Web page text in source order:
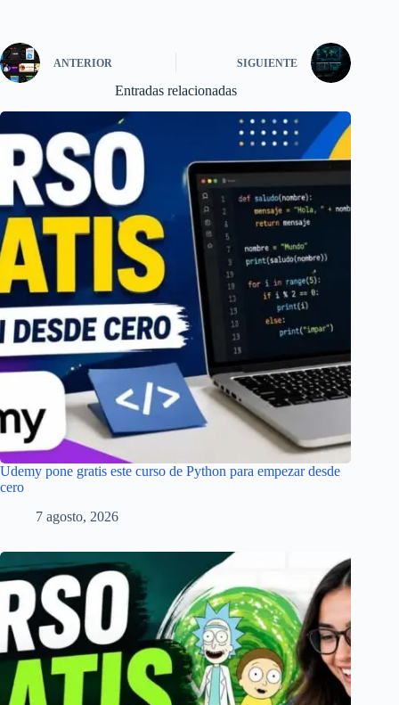
ANTERIOR SIGUIENTE
Entradas relacionadas
Udemy pone gratis este curso de Python para empezar desde
cero
7 agosto, 2026